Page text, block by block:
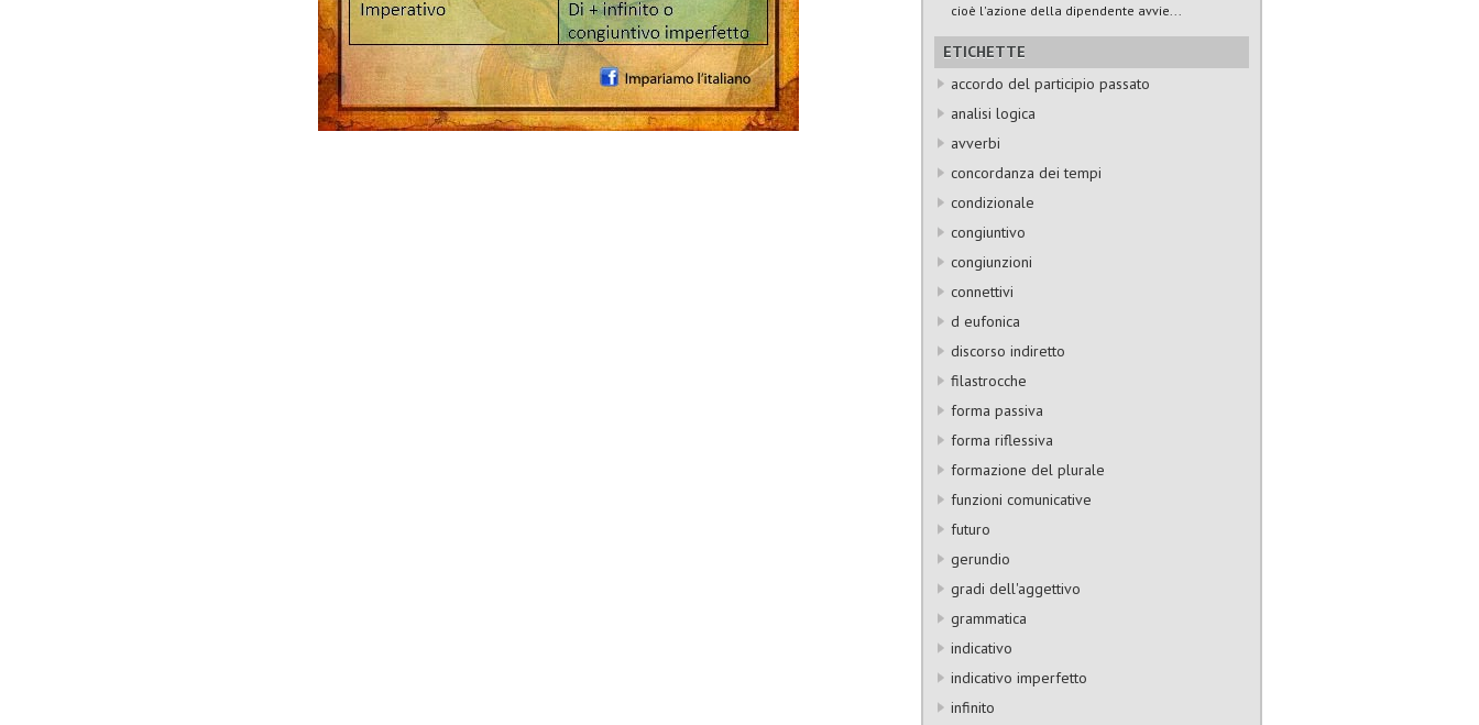
cioè l'azione della dipendente avvie...
ETICHETTE
accordo del participio passato
analisi logica
avverbi
concordanza dei tempi
condizionale
congiuntivo
congiunzioni
connettivi
d eufonica
discorso indiretto
filastrocche
forma passiva
forma riflessiva
formazione del plurale
funzioni comunicative
futuro
gerundio
gradi dell'aggettivo
grammatica
indicativo
indicativo imperfetto
infinito